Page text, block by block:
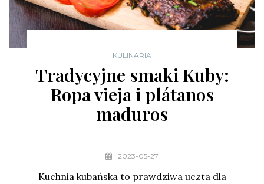
KULINARIA
Tradycyjne smaki Kuby:
Ropa vieja i plátanos
maduros
2023-05-27
Kuchnia kubańska to prawdziwa uczta dla